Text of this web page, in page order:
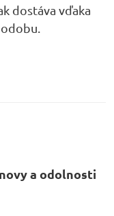
dostáva vďaka
a odolnosti